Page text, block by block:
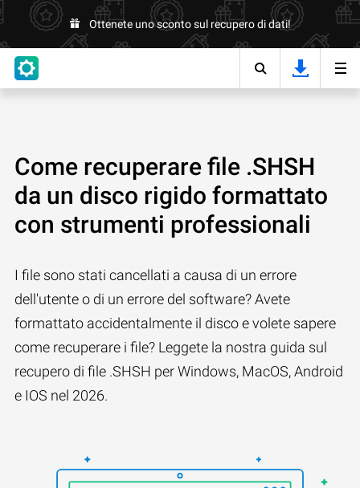
Ottenete uno sconto sul recupero di dati!
Come recuperare file .SHSH
da un disco rigido formattato
con strumenti professionali
I file sono stati cancellati a causa di un errore
dell'utente o di un errore del software? Avete
formattato accidentalmente il disco e volete sapere
come recuperare i file? Leggete la nostra guida sul
recupero di file .SHSH per Windows, MacOS, Android
e IOS nel 2026.